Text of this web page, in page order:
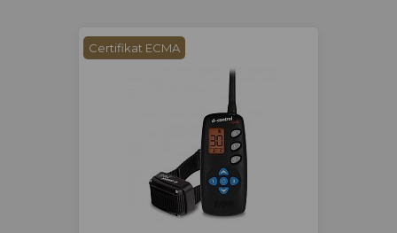
Certifikat ECMA